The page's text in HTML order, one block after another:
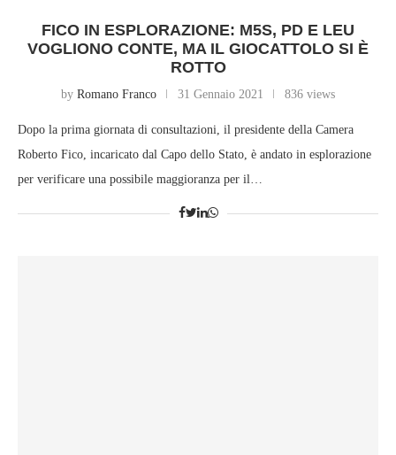
FICO IN ESPLORAZIONE: M5S, PD E LEU
VOGLIONO CONTE, MA IL GIOCATTOLO SI È
ROTTO
by Romano Franco 31 Gennaio 2021 836 views
Dopo la prima giornata di consultazioni, il presidente della Camera
Roberto Fico, incaricato dal Capo dello Stato, è andato in esplorazione
per verificare una possibile maggioranza per il…